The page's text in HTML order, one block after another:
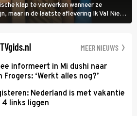
klap te verwerken wanneer ze
maar in de laatste aflevering Ik Val Niet,
niet van plan is op te geven, zelfs als ze
MEER NIEUWS
informeert in Mi dushi naar
‘Werkt alles nog?’
Nederland is met vakantie
links liggen